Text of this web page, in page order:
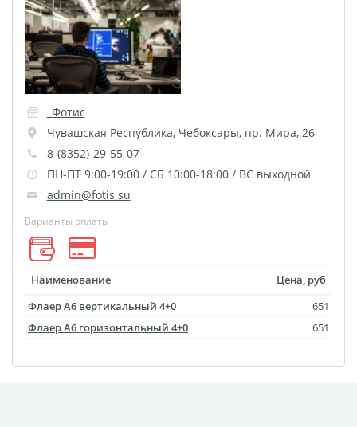
Пластификация
Фотопостер
Печать на
самоклеящемся виниле
Фото на стекле и
акриле
Печать на баннере
Фотообои
Трафареты
Печать на прозрачной
пленке
Рекламные конструкции
ламинирование
Изготовление баннеров
_Фотис
Чувашская Республика, Чебоксары, пр. Мира, 26
8-(8352)-29-55-07
ПН-ПТ 9:00-19:00 / СБ 10:00-18:00 / ВС выходной
admin@fotis.su
Варианты оплаты
Наименование
Цена, руб
Флаер A6 вертикальный 4+0
651
Флаер A6 горизонтальный 4+0
651